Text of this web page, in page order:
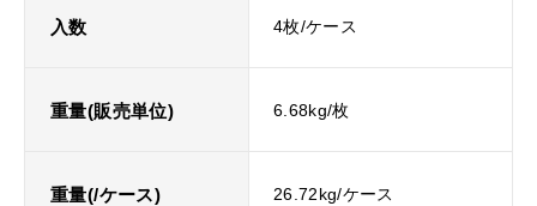
入数 4枚/ケース
重量(販売単位) 6.68kg/枚
重量(/ケース) 26.72kg/ケース